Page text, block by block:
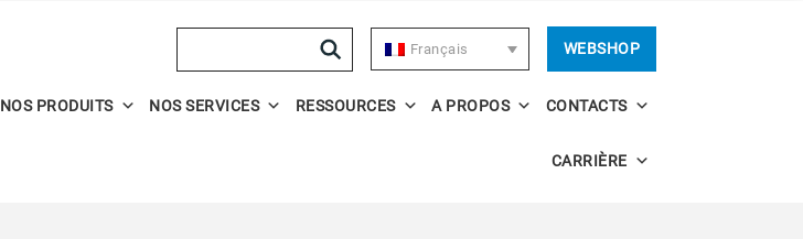
Français WEBSHOP
NOS PRODUITS NOS SERVICES RESSOURCES A PROPOS CONTACTS
CARRIÈRE